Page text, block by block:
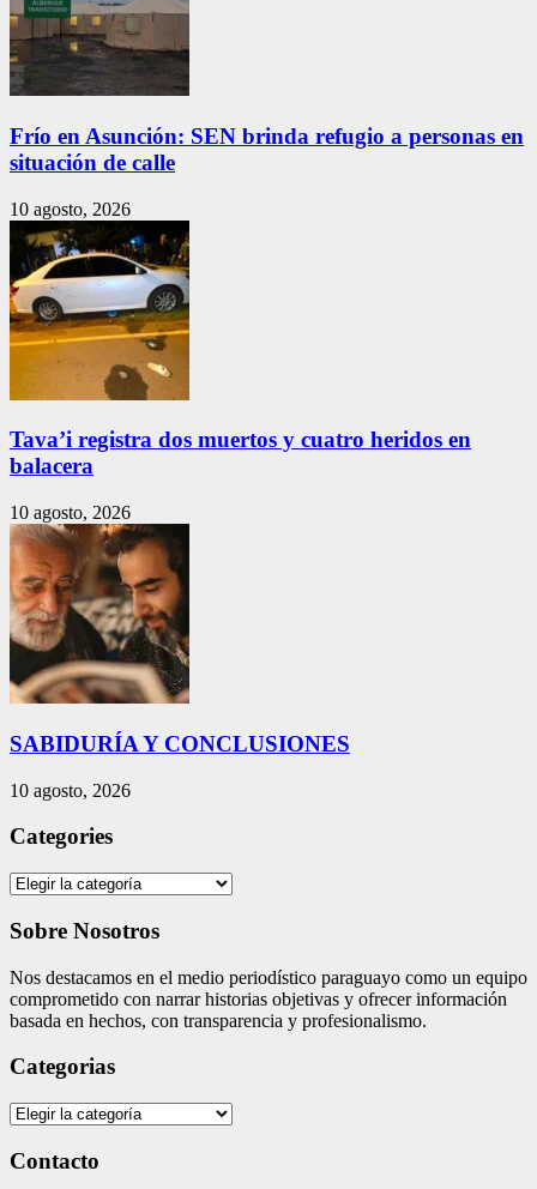
Frío en Asunción: SEN brinda refugio a personas en
situación de calle
10 agosto, 2026
Tava’i registra dos muertos y cuatro heridos en
balacera
10 agosto, 2026
SABIDURÍA Y CONCLUSIONES
10 agosto, 2026
Categories
Categories
Sobre Nosotros
Nos destacamos en el medio periodístico paraguayo como un equipo
comprometido con narrar historias objetivas y ofrecer información
basada en hechos, con transparencia y profesionalismo.
Categorias
Categorias
Contacto